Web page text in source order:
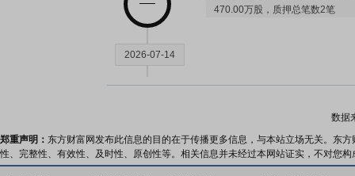
470.00万股，质押总笔数2笔
2026-07-14
范围事项完成工商变更登记的公
2026-07-10
数据
郑重声明： 东方财富网发布此信息的目的在于传播更多信息，与本站立场无关。东
性、完整性、有效性、及时性、原创性等。相关信息并未经过本网站证实，不对您